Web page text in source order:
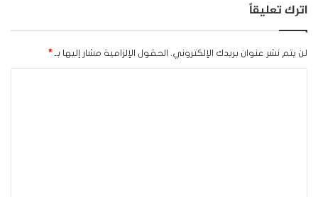
اترك تعليقاً
لن يتم نشر عنوان بريدك الإلكتروني. الحقول الإلزامية مشار إليها بـ *